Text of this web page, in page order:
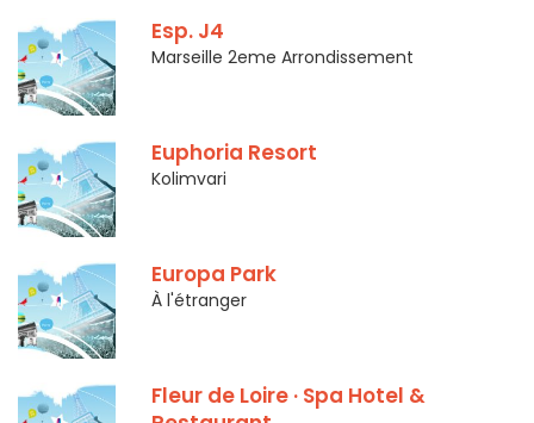
Esp. J4
Marseille 2eme Arrondissement
Euphoria Resort
Kolimvari
Europa Park
À l'étranger
Fleur de Loire · Spa Hotel &